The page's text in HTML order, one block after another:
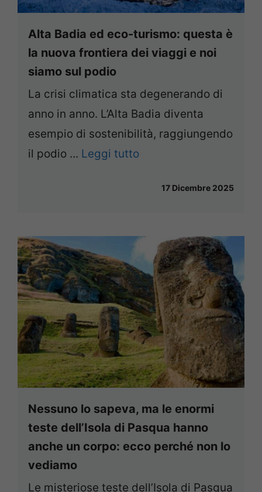
Alta Badia ed eco-turismo: questa è
la nuova frontiera dei viaggi e noi
siamo sul podio
La crisi climatica sta degenerando di
anno in anno. L’Alta Badia diventa
esempio di sostenibilità, raggiungendo
il podio ... Leggi tutto
17 Dicembre 2025
Nessuno lo sapeva, ma le enormi
teste dell’Isola di Pasqua hanno
anche un corpo: ecco perché non lo
vediamo
Le misteriose teste dell’Isola di Pasqua